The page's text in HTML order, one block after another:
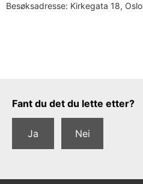
Besøksadresse: Kirkegata 18, Oslo
Tilbakemeldingsskjema
Fant du det du lette etter?
Ja Nei